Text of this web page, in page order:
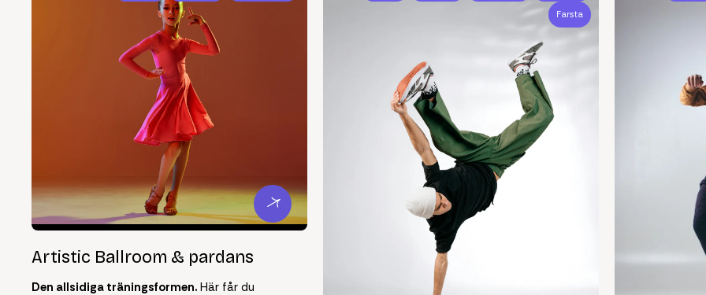
Artistic Ballroom & pardans
Den allsidiga träningsformen. Här får du
Farsta